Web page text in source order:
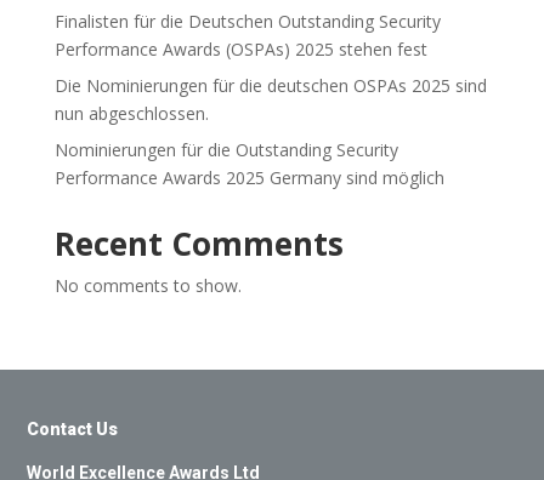
Finalisten für die Deutschen Outstanding Security
Performance Awards (OSPAs) 2025 stehen fest
Die Nominierungen für die deutschen OSPAs 2025 sind
nun abgeschlossen.
Nominierungen für die Outstanding Security
Performance Awards 2025 Germany sind möglich
Recent Comments
No comments to show.
Contact Us
World Excellence Awards Ltd